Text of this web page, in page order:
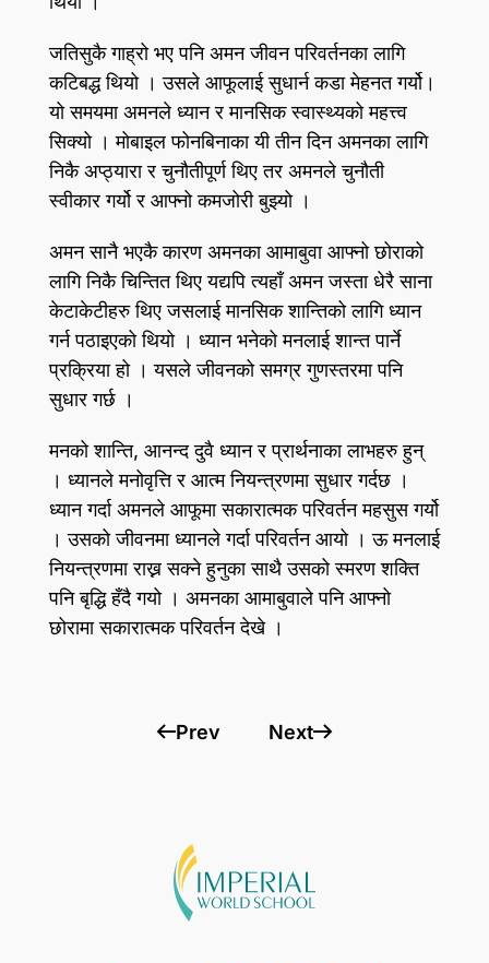
जतिसुकै गाह्रो भए पनि अमन जीवन परिवर्तनका लागि
कटिबद्ध थियो । उसले आफूलाई सुधार्न कडा मेहनत गर्यो।
यो समयमा अमनले ध्यान र मानसिक स्वास्थ्यको महत्त्व
सिक्यो । मोबाइल फोनबिनाका यी तीन दिन अमनका लागि
निकै अप्ठ्यारा र चुनौतीपूर्ण थिए तर अमनले चुनौती
स्वीकार गर्यो र आफ्नो कमजोरी बुझ्यो ।
अमन सानै भएकै कारण अमनका आमाबुवा आफ्नो छोराको
लागि निकै चिन्तित थिए यद्यपि त्यहाँ अमन जस्ता धेरै साना
केटाकेटीहरु थिए जसलाई मानसिक शान्तिको लागि ध्यान
गर्न पठाइएको थियो । ध्यान भनेको मनलाई शान्त पार्ने
प्रक्रिया हो । यसले जीवनको समग्र गुणस्तरमा पनि
सुधार गर्छ ।
मनको शान्ति, आनन्द दुवै ध्यान र प्रार्थनाका लाभहरु हुन्
। ध्यानले मनोवृत्ति र आत्म नियन्त्रणमा सुधार गर्दछ ।
ध्यान गर्दा अमनले आफूमा सकारात्मक परिवर्तन महसुस गर्यो
। उसको जीवनमा ध्यानले गर्दा परिवर्तन आयो । ऊ मनलाई
नियन्त्रणमा राख्न सक्ने हुनुका साथै उसको स्मरण शक्ति
पनि बृद्धि हँदै गयो । अमनका आमाबुवाले पनि आफ्नो
छोरामा सकारात्मक परिवर्तन देखे ।
Prev Next